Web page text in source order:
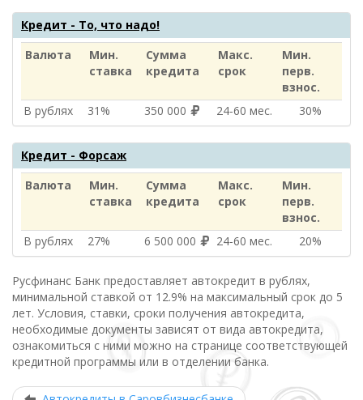
Кредит - То, что надо!
Валюта
Мин.
ставка
Сумма
кредита
Макс.
срок
Мин.
перв.
взнос.
В рублях
31% 350 000 24‑60 мес. 30%
Кредит - Форсаж
Валюта
Мин.
ставка
Сумма
кредита
Макс.
срок
Мин.
перв.
взнос.
В рублях
27% 6 500 000 24‑60 мес. 20%
Русфинанс Банк предоставляет автокредит в рублях,
минимальной ставкой от 12.9% на максимальный срок до 5
лет. Условия, ставки, сроки получения автокредита,
необходимые документы зависят от вида автокредита,
ознакомиться с ними можно на странице соответствующей
кредитной программы или в отделении банка.